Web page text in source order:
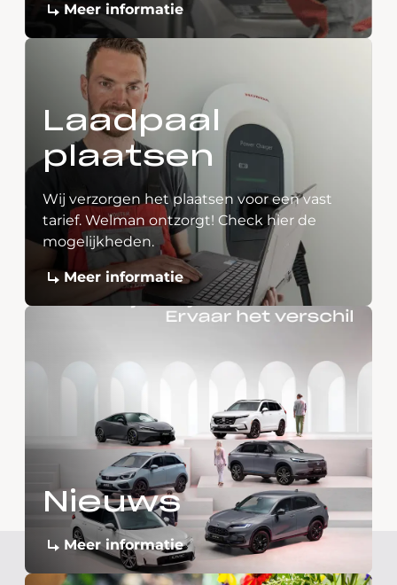
Meer informatie
Laadpaal
plaatsen
Wij verzorgen het plaatsen voor een vast
tarief. Welman ontzorgt! Check hier de
mogelijkheden.
Meer informatie
Nieuws
Meer informatie